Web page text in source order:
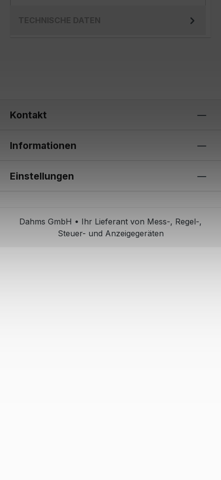
TECHNISCHE DATEN
Kontakt
Informationen
Einstellungen
Dahms GmbH • Ihr Lieferant von Mess-, Regel-,
Steuer- und Anzeigegeräten